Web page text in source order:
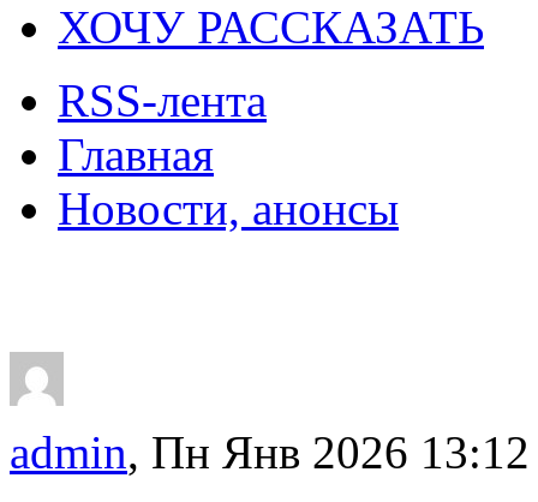
ХОЧУ РАССКАЗАТЬ
RSS-лента
Главная
Новости, анонсы
admin, Пн Янв 2026 13:12